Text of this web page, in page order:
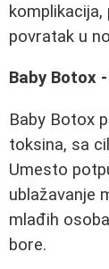
povratak u
Baby Botox
Baby Botox
toksina, sa
Umesto
ublažavanje
mlađih
bore.